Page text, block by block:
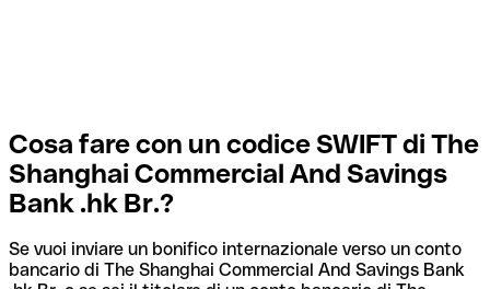
Cosa fare con un codice SWIFT di The
Shanghai Commercial And Savings
Bank .hk Br.?
Se vuoi inviare un bonifico internazionale verso un conto
bancario di The Shanghai Commercial And Savings Bank